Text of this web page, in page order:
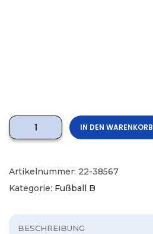
IN DEN WARENKORB
Artikelnummer: 22-38567
Kategorie: Fußball B
BESCHREIBUNG